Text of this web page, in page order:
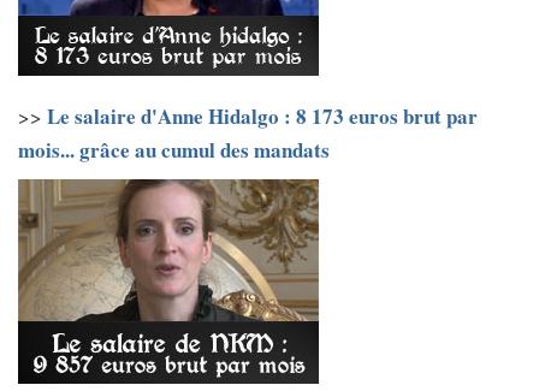
>> Le salaire d'Anne Hidalgo : 8 173 euros brut par
mois... grâce au cumul des mandats